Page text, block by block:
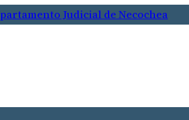
Judicial de Necochea